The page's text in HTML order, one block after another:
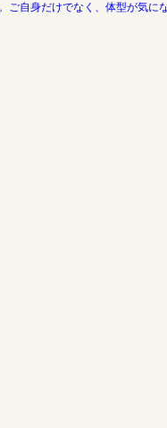
自身だけでなく、体型が気